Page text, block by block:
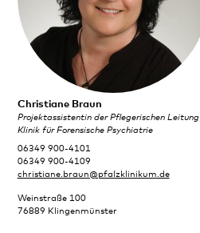
Christiane Braun
Projektassistentin der Pflegerischen Leitung
Klinik für Forensische Psychiatrie
06349 900-4101
06349 900-4109
christiane.braun@pfalzklinikum.de
Weinstraße 100
76889 Klingenmünster